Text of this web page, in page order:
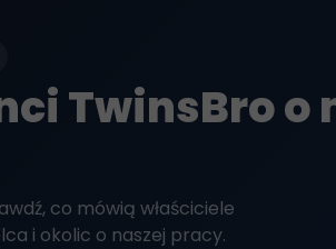
TwinsBro o
co mówią właściciele
i okolic o naszej pracy.